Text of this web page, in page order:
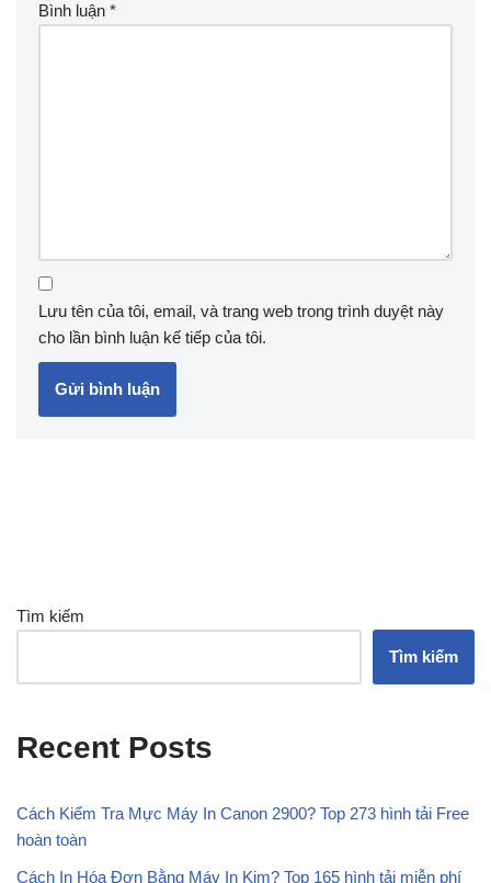
Bình luận *
Lưu tên của tôi, email, và trang web trong trình duyệt này
cho lần bình luận kế tiếp của tôi.
Tìm kiếm
Tìm kiếm
Recent Posts
Cách Kiểm Tra Mực Máy In Canon 2900? Top 273 hình tải Free
hoàn toàn
Cách In Hóa Đơn Bằng Máy In Kim? Top 165 hình tải miễn phí